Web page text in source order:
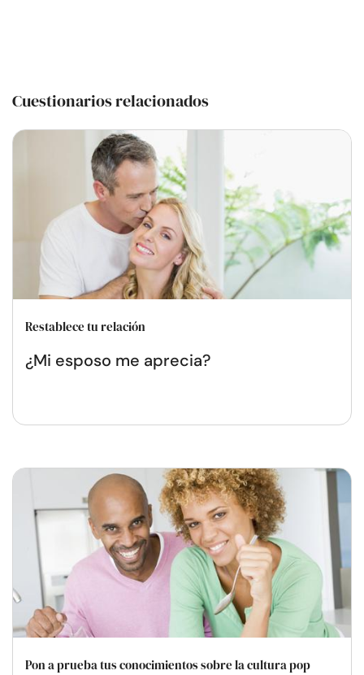
Cuestionarios relacionados
Restablece tu relación
¿Mi esposo me aprecia?
Pon a prueba tus conocimientos sobre la cultura pop